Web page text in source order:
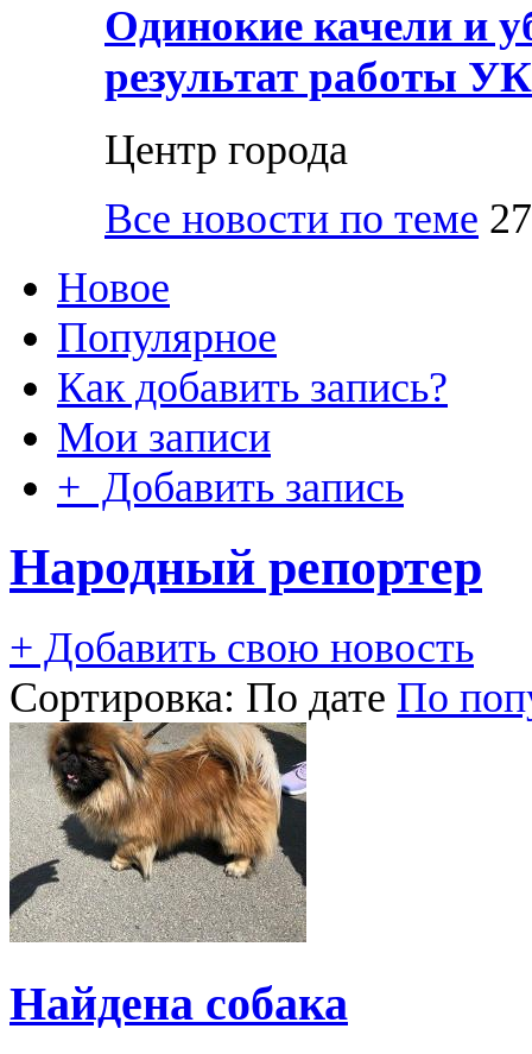
Одинокие качели и
результат работы
Центр города
Все новости по теме
Новое
Популярное
Как добавить запись?
Мои записи
+ Добавить запись
Народный репортер
+ Добавить свою новость
Сортировка: По дате По
Найдена собака